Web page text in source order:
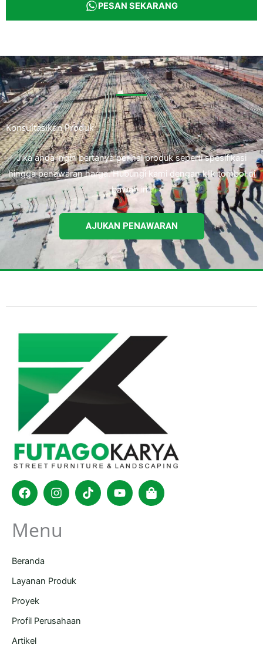
PESAN SEKARANG
Konsultasikan Produk
Jika anda ingin bertanya perihal produk seperti spesifikasi
hingga penawaran harga. Hubungi kami dengan klik tombol di
bawah ini.
AJUKAN PENAWARAN
FacebookInstagram
TiktokYoutubeShopping-
bag
Menu
Beranda
Layanan Produk
Proyek
Profil Perusahaan
Artikel